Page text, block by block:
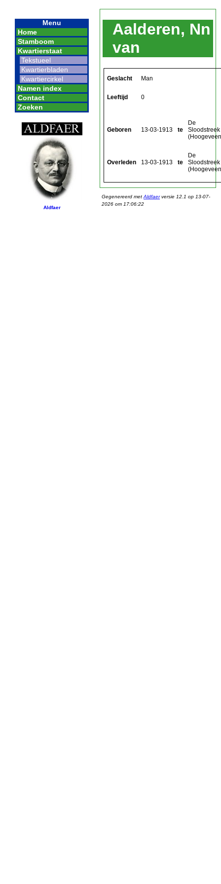
Menu
Home
Stamboom
Kwartierstaat
Tekstueel
Kwartierbladen
Kwartiercirkel
Namen index
Contact
Zoeken
Aldfaer
Aalderen, Nn
van
Geslacht Man
Leeftijd 0
Geboren 13-03-1913 te
De
Sloodstreek
Overleden 13-03-1913 te
De
Sloodstreek
Gegenereerd met Aldfaerversie 12.1 op 13-07-
2026 om 17:06:22